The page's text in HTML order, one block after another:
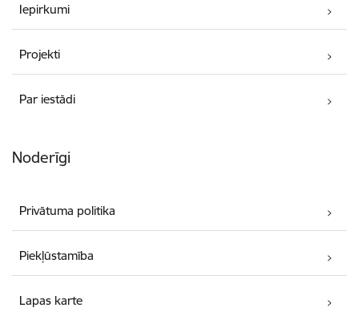
Iepirkumi
Projekti
Par iestādi
Noderīgi
Privātuma politika
Piekļūstamība
Lapas karte